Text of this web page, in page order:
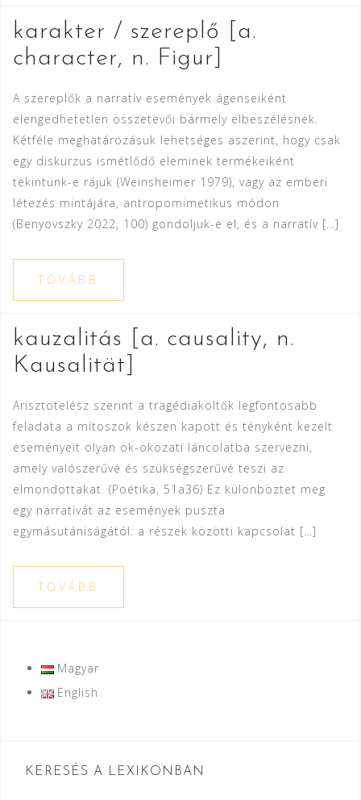
karakter / szereplő [a.
character, n. Figur]
A szereplők a narratív események ágenseiként
elengedhetetlen összetevői bármely elbeszélésnek.
Kétféle meghatározásuk lehetséges aszerint, hogy csak
egy diskurzus ismétlődő eleminek termékeiként
tekintünk-e rájuk (Weinsheimer 1979), vagy az emberi
létezés mintájára, antropomimetikus módon
(Benyovszky 2022, 100) gondoljuk-e el, és a narratív […]
TOVÁBB
kauzalitás [a. causality, n.
Kausalität]
Arisztotelész szerint a tragédiaköltők legfontosabb
feladata a mítoszok készen kapott és tényként kezelt
eseményeit olyan ok-okozati láncolatba szervezni,
amely valószerűvé és szükségszerűvé teszi az
elmondottakat. (Poétika, 51a36) Ez különböztet meg
egy narratívát az események puszta
egymásutániságától: a részek közötti kapcsolat […]
TOVÁBB
Magyar
English
KERESÉS A LEXIKONBAN